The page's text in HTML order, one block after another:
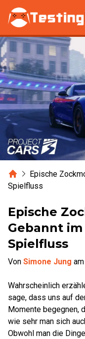
Zum Hauptinhalt springen
HomeEpische
Spielfluss
Epische
Gebannt
Spielfluss
Von Simone Jung am
Wahrscheinlich
sage, dass uns auf
Momente begegnen,
wie sehr man sich
Obwohl man die